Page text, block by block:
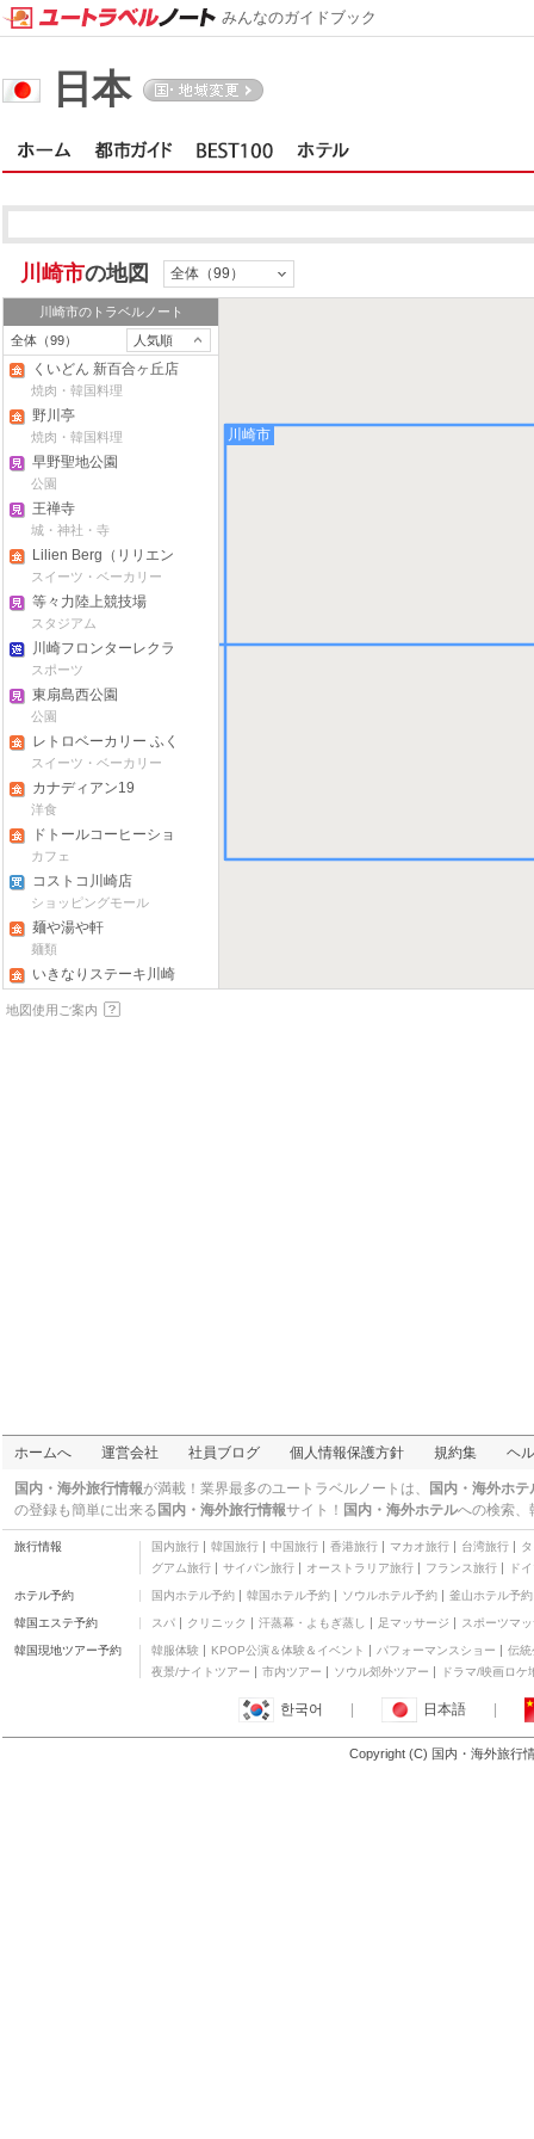
日本
川崎市の地図 全体（99）
川崎市のトラベルノート
全体（99）
人気順
くいどん 新百合ヶ丘店
焼肉・韓国料理
野川亭
焼肉・韓国料理
早野聖地公園
公園
王禅寺
城・神社・寺
Lilien Berg（リリエン
ベルグ ）
スイーツ・ベーカリー
等々力陸上競技場
スタジアム
川崎フロンターレクラ
ブハウス
スポーツ
東扇島西公園
公園
レトロベーカリー ふく
福
スイーツ・ベーカリー
カナディアン19
洋食
ドトールコーヒーショ
ップ 関東労災病院店
カフェ
コストコ川崎店
ショッピングモール
麺や湯や軒
麺類
いきなりステーキ川崎
駅前店
江川せせらぎ遊歩道
レッドルーフ イン蒲田/
羽田 東京
三つ星
Kawasaki River Hotel
その他
Capsule hotel and
Sauna Kawasaki Big
その他
三つ星
HOTEL ATLAS
その他
ホテルリブマックス川
(鶴見)
三つ星
横浜市
川崎市
横須賀・三浦
地図使用ご案内
みんなのガイドブック
ホームへ 運営会社 社員ブログ 個人情報保護方針 規約集 ヘ
国内・海外旅行情報が満載！業界最多のユートラベルノートは、
国内・海外ホ
の登録も簡単に出来る 国内・海外旅行情報サイト！ 国内・海外ホテルへの検索、
旅行情報 国内旅行 韓国旅行 中国旅行 香港旅行 マカオ旅行 台湾旅行
グアム旅行
サイパン旅行 オーストラリア旅行 フランス旅行 ド
ホテル予約 国内ホテル予約 韓国ホテル予約 ソウルホテル予約 釜山ホテル予約
韓国エステ予約 スパ クリニック 汗蒸幕・よもぎ蒸し 足マッサージ スポーツマ
韓国現地ツアー予約 韓服体験 KPOP公演＆体験＆イベント パフォーマンスショー
伝統
夜景/ナイトツアー
市内ツアー ソウル郊外ツアー ドラマ/映画ロケ
한국어 日本語
Copyright (C) 国内・海外旅行